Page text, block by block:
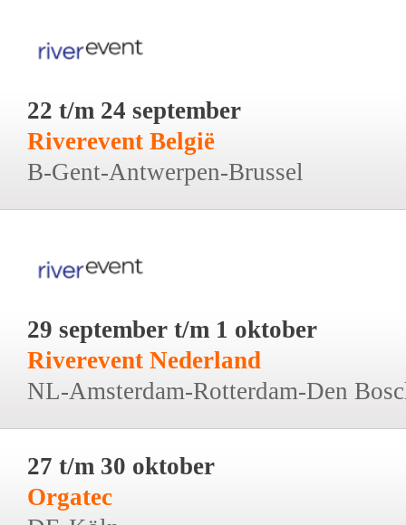
22 t/m 24 september
Riverevent België
B-Gent-Antwerpen-Brussel
29 september t/m 1 oktober
Riverevent Nederland
NL-Amsterdam-Rotterdam-Den
27 t/m 30 oktober
Orgatec